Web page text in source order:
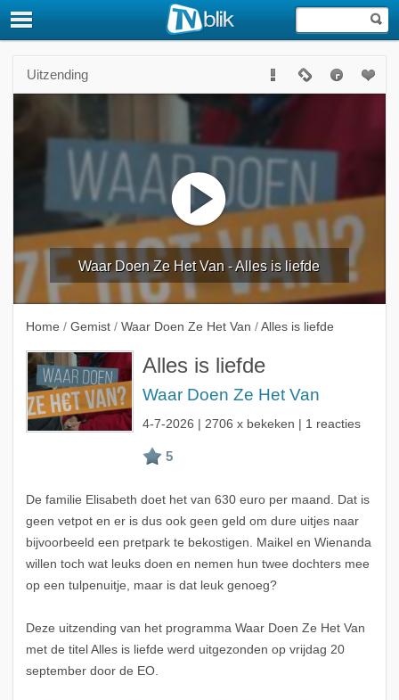
Uitzending
Waar Doen Ze Het Van - Alles is liefde
Home / Gemist / Waar Doen Ze Het Van / Alles is liefde
Alles is liefde
Waar Doen Ze Het Van
4-7-2026 | 2706 x bekeken | 1 reacties
De familie Elisabeth doet het van 630 euro per maand. Dat is
geen vetpot en er is dus ook geen geld om dure uitjes naar
bijvoorbeeld een pretpark te bekostigen. Maikel en Wienanda
willen toch wat leuks doen en nemen hun twee dochters mee
op een tulpenuitje, maar is dat leuk genoeg?
Deze uitzending van het programma Waar Doen Ze Het Van
met de titel Alles is liefde werd uitgezonden op vrijdag 20
september door de EO.